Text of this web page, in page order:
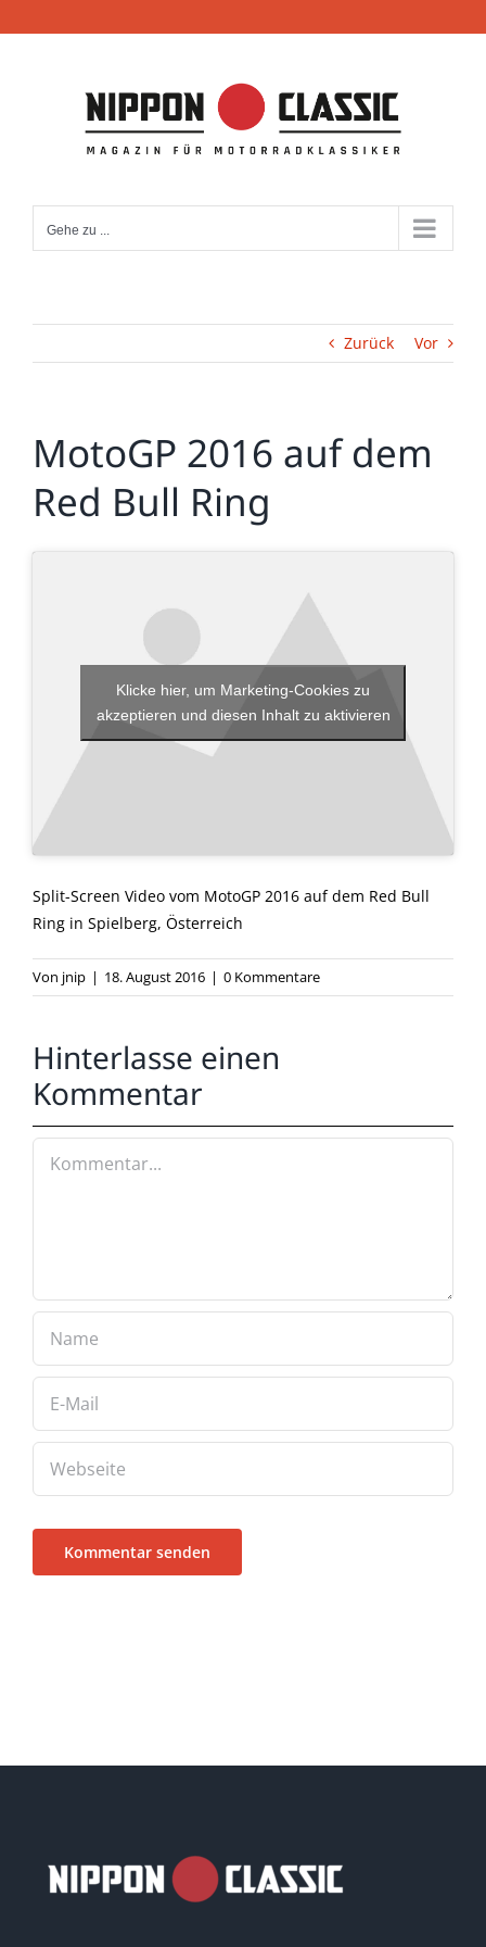
Inhalt
Gehe zu ...
Zurück Vor
MotoGP 2016 auf dem
Red Bull Ring
Klicke hier, um Marketing-Cookies zu
akzeptieren und diesen Inhalt zu aktivieren
Split-Screen Video vom MotoGP 2016 auf dem Red Bull
Ring in Spielberg, Österreich
Von jnip | 18. August 2016 | 0 Kommentare
Hinterlasse einen
Kommentar